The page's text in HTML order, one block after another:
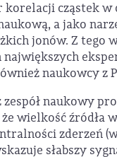
cząstek w
a jako
jonów. Z tego
naukowcy z
naukowy
że wielkość
zderzeń
słabszy